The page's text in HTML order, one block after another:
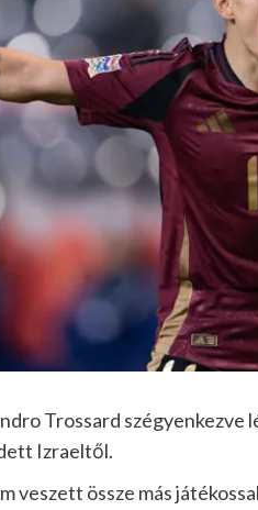
Trossard szégyenkezve
Izraeltől.
veszett össze más